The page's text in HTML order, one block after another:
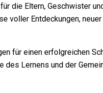
die Eltern, Geschwister
Entdeckungen,
für einen erfolgreichen
Lernens und der